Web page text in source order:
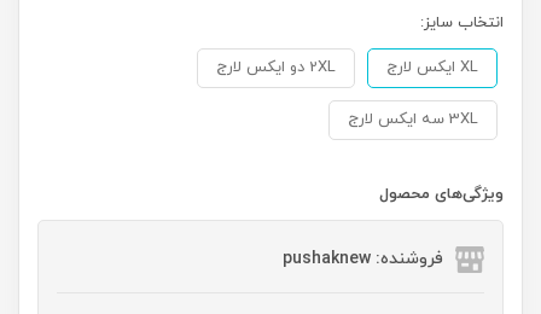
انتخاب سایز:
XL ایکس لارج 2XL دو ایکس لارج
3XL سه ایکس لارج
ویژگی‌های محصول
فروشنده: pushaknew